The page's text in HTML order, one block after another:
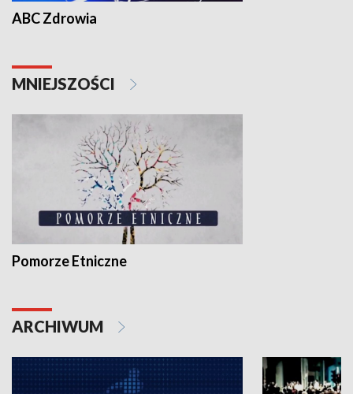
ABC Zdrowia
MNIEJSZOŚCI
Pomorze Etniczne
ARCHIWUM